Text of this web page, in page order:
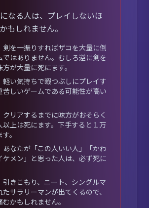
なる人は、プレイしないほ
もしれません。
剣を一振りすればザコを大量に倒
ではありません。むしろ逆に剣を
が大量に死にます。
軽い気持ちで暇つぶしにプレイす
苦しいゲームである可能性が高い
クリアするまでに味方がおそらく
以上は死にます。下手すると１万
。
あなたが「この人いい人」「かわ
ケメン」と思った人は、必ず死に
引きこもり、ニート、シングルマ
たサラリーマンが出てくるので、
むかもしれません。